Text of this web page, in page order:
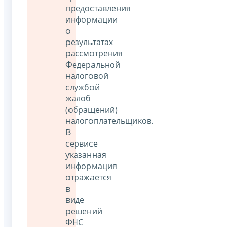
предоставления
информации
о
результатах
рассмотрения
Федеральной
налоговой
службой
жалоб
(обращений)
налогоплательщиков.
В
сервисе
указанная
информация
отражается
в
виде
решений
ФНС